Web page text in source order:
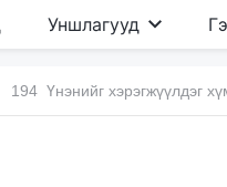
Уншлагууд
194 Үнэнийг хэрэгжүүлдэг